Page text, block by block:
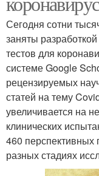
Сегодня сотни
заняты
тестов для
системе Google
рецензируемых
статей на тему
увеличивается на
клинических
460 перспективных
разных стадиях